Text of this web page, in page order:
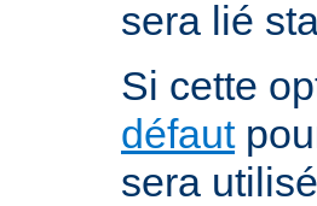
sera lié
Si cette
défaut
sera